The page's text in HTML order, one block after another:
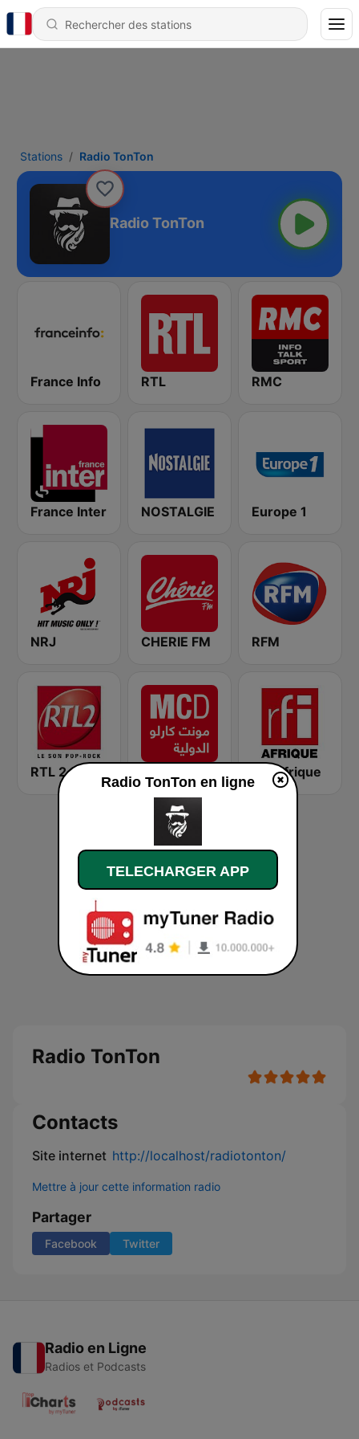
Stations Radio TonTon
Radio TonTon
France Info RTL RMC
France Inter NOSTALGIE Europe 1
NRJ CHERIE FM RFM
RTL 2 RFI Afrique
Radio TonTon
Contacts
Site internet http://localhost/radiotonton/
Mettre à jour cette information radio
Partager
Facebook Twitter
Radio en Ligne
Radios et Podcasts
Radio TonTon en ligne
TELECHARGER APP